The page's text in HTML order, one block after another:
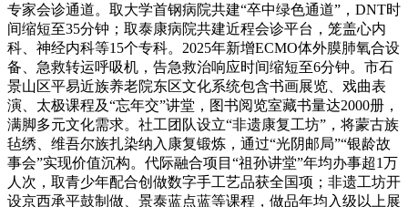
专家会诊通道。取大学首钢病院共建“卒中绿色通道”，DNT时
间缩短至35分钟；取泰康病院共建近程会诊平台，笼盖心内
科、神经内科等15个专科。2025年新增ECMO体外膜肺氧合设
备、急救转运呼吸机，告急救治响应时间缩短至6分钟。市石
景山区平易近族养老院东区文化系统包含书画展览、戏曲表
演、太极课程及“忘年交”讲堂，图书阅览室藏书量达2000册，
满脚多元文化需求。社工团队设立“非遗康复工坊”，将蒙古族
毡绣、维吾尔族扎染纳入康复锻炼，通过“光阴邮局”“银龄故
事会”实现价值沉构。代际融合项目“祖孙讲堂”年均办事超1万
人次，取青少年配合创做数字手工艺品获全国项；非遗工坊开
设京西承平鼓制做、景泰蓝点蓝等课程，做品年均入级以上展